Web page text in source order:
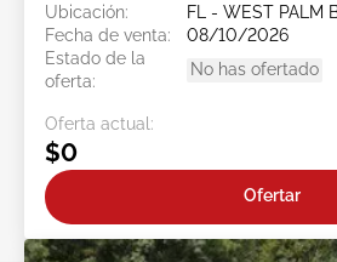
Ubicación:
FL - WEST PALM
Fecha de venta:
08/10/2026
Estado de la
oferta:
No has ofertado
Oferta actual:
$0
Ofertar